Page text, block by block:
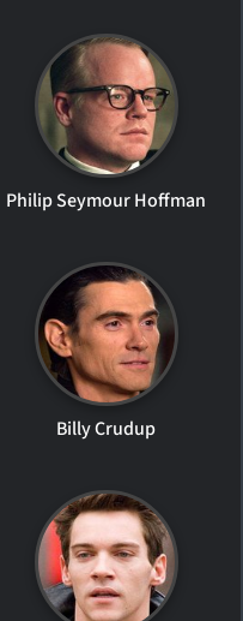
Philip Seymour Hoffman
Billy Crudup